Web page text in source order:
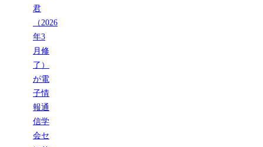
君
（2026
年3
月修
了）
が電
子情
報通
信学
会セ